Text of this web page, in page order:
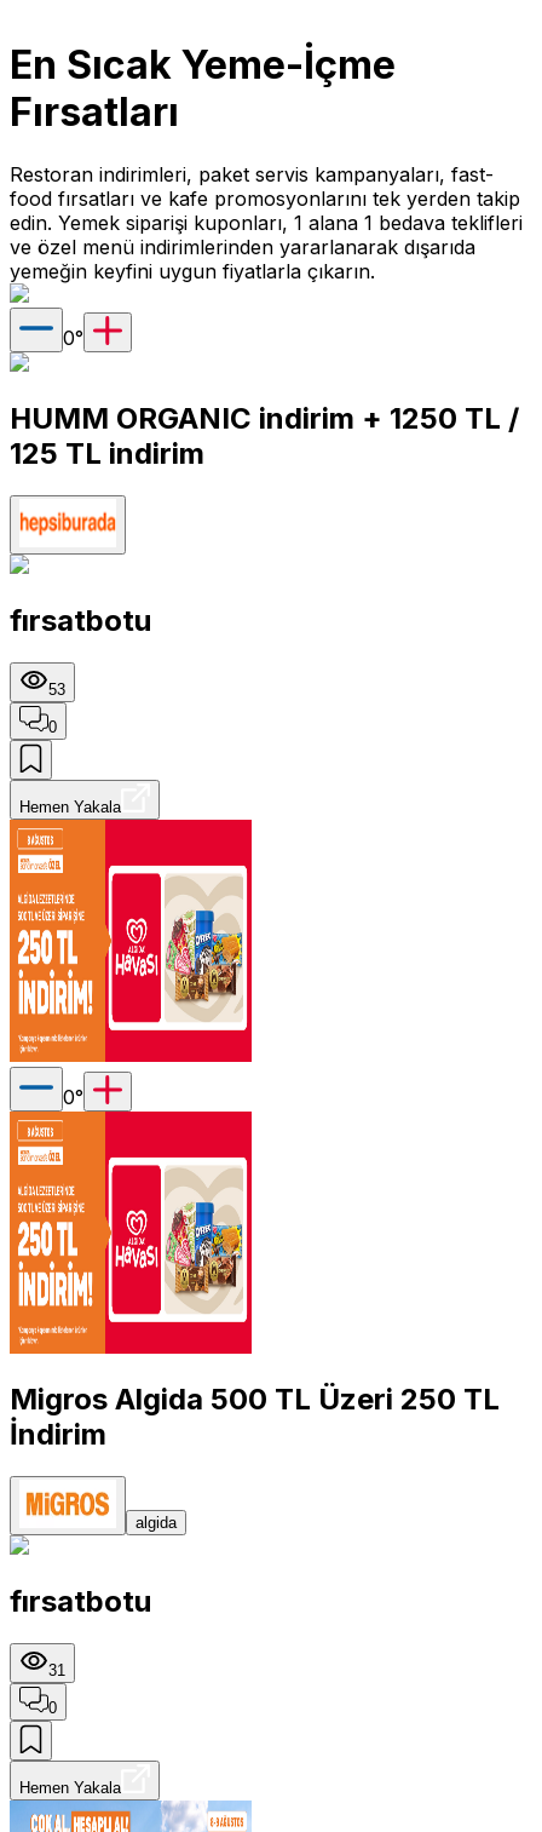
En Sıcak Yeme-İçme
Fırsatları
Restoran indirimleri, paket servis kampanyaları, fast-
food fırsatları ve kafe promosyonlarını tek yerden takip
edin. Yemek siparişi kuponları, 1 alana 1 bedava teklifleri
ve özel menü indirimlerinden yararlanarak dışarıda
yemeğin keyfini uygun fiyatlarla çıkarın.
0°
HUMM ORGANIC indirim + 1250 TL /
125 TL indirim
fırsatbotu
53
0
Hemen Yakala
0°
Migros Algida 500 TL Üzeri 250 TL
İndirim
algida
fırsatbotu
31
0
Hemen Yakala